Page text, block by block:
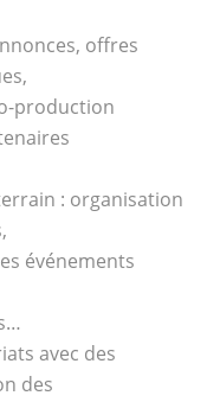
offres
production
: organisation
événements
avec des
des